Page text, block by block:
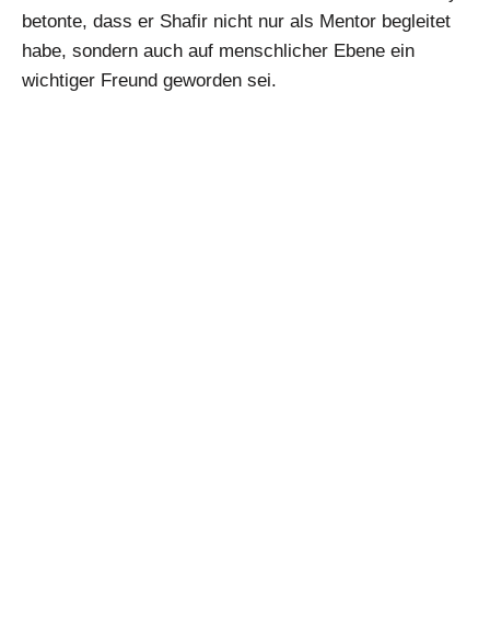
betonte, dass er Shafir nicht nur als Mentor begleitet
habe, sondern auch auf menschlicher Ebene ein
wichtiger Freund geworden sei.